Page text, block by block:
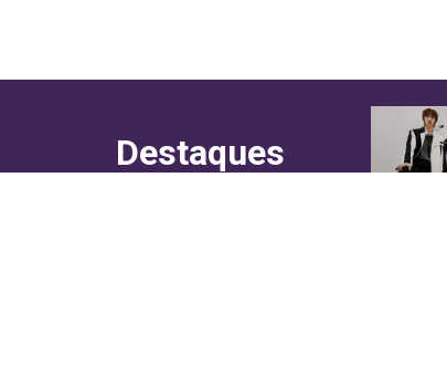
Destaques